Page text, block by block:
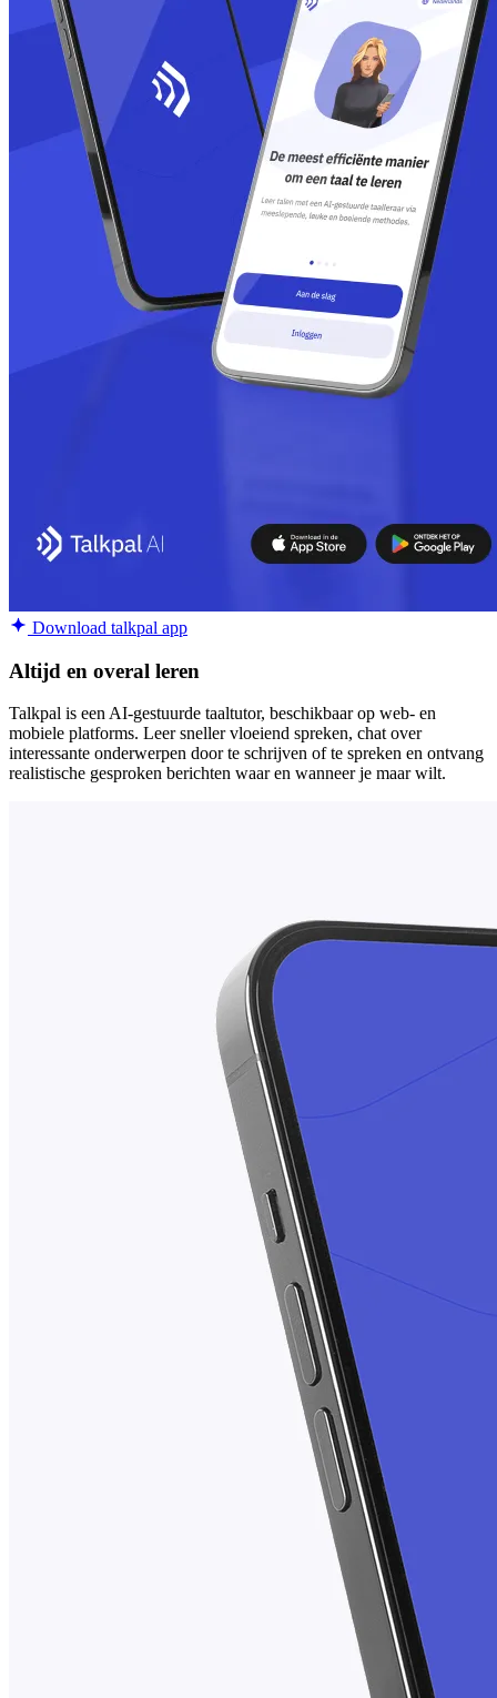
Download talkpal app
Altijd en overal leren
Talkpal is een AI-gestuurde taaltutor, beschikbaar op web- en
mobiele platforms. Leer sneller vloeiend spreken, chat over
interessante onderwerpen door te schrijven of te spreken en ontvang
realistische gesproken berichten waar en wanneer je maar wilt.